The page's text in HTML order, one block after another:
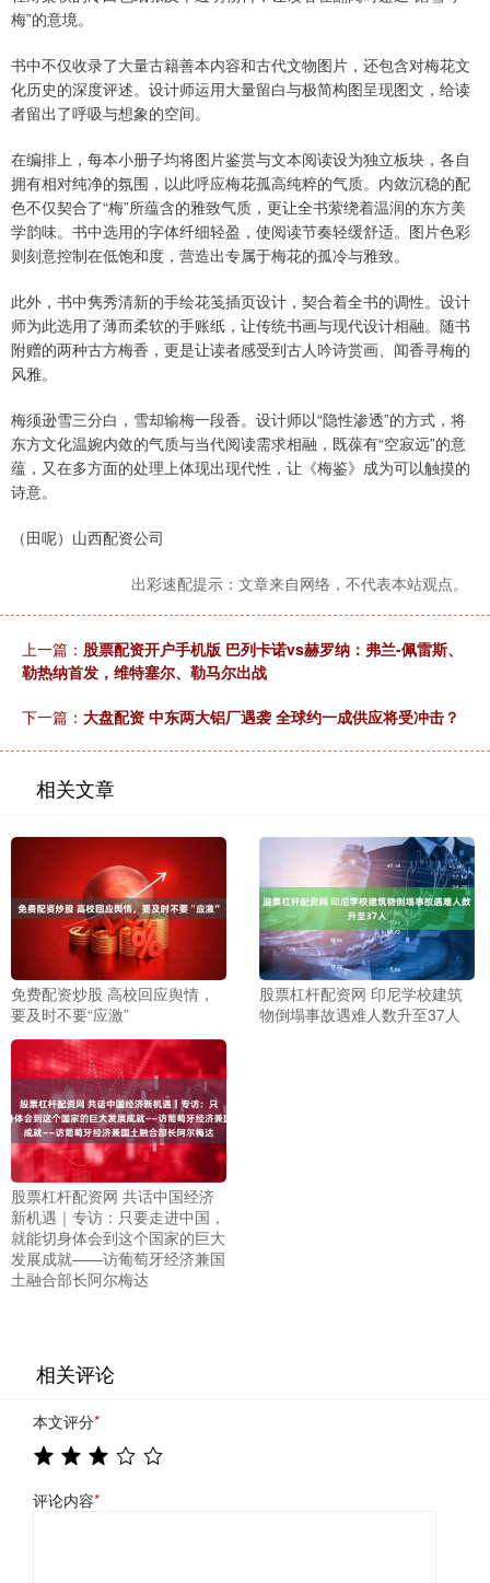
梅”的意境。
书中不仅收录了大量古籍善本内容和古代文物图片，还包含对梅花文
化历史的深度评述。设计师运用大量留白与极简构图呈现图文，给读
者留出了呼吸与想象的空间。
在编排上，每本小册子均将图片鉴赏与文本阅读设为独立板块，各自
拥有相对纯净的氛围，以此呼应梅花孤高纯粹的气质。内敛沉稳的配
色不仅契合了“梅”所蕴含的雅致气质，更让全书萦绕着温润的东方美
学韵味。书中选用的字体纤细轻盈，使阅读节奏轻缓舒适。图片色彩
则刻意控制在低饱和度，营造出专属于梅花的孤冷与雅致。
此外，书中隽秀清新的手绘花笺插页设计，契合着全书的调性。设计
师为此选用了薄而柔软的手账纸，让传统书画与现代设计相融。随书
附赠的两种古方梅香，更是让读者感受到古人吟诗赏画、闻香寻梅的
风雅。
梅须逊雪三分白，雪却输梅一段香。设计师以“隐性渗透”的方式，将
东方文化温婉内敛的气质与当代阅读需求相融，既葆有“空寂远”的意
蕴，又在多方面的处理上体现出现代性，让《梅鉴》成为可以触摸的
诗意。
（田呢）山西配资公司
出彩速配提示：文章来自网络，不代表本站观点。
上一篇： 股票配资开户手机版 巴列卡诺vs赫罗纳：弗兰-佩雷斯、
勒热纳首发，维特塞尔、勒马尔出战
下一篇： 大盘配资 中东两大铝厂遇袭 全球约一成供应将受冲击？
相关文章
免费配资炒股 高校回应舆情，
要及时不要“应激”
股票杠杆配资网 印尼学校建筑
物倒塌事故遇难人数升至37人
股票杠杆配资网 共话中国经济
新机遇｜专访：只要走进中国，
就能切身体会到这个国家的巨大
发展成就——访葡萄牙经济兼国
土融合部长阿尔梅达
相关评论
本文评分*
评论内容*